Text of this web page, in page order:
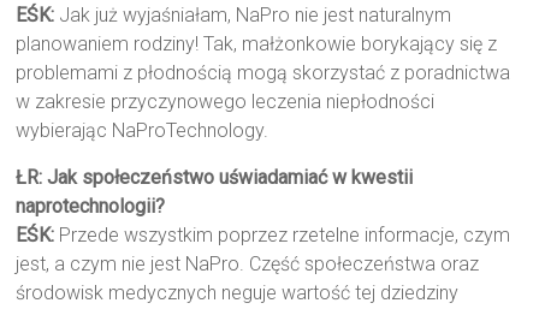
EŚK: Jak już wyjaśniałam, NaPro nie jest naturalnym
planowaniem rodziny! Tak, małżonkowie borykający się z
problemami z płodnością mogą skorzystać z poradnictwa
w zakresie przyczynowego leczenia niepłodności
wybierając NaProTechnology.
ŁR: Jak społeczeństwo uświadamiać w kwestii
naprotechnologii?
EŚK: Przede wszystkim poprzez rzetelne informacje, czym
jest, a czym nie jest NaPro. Część społeczeństwa oraz
środowisk medycznych neguje wartość tej dziedziny